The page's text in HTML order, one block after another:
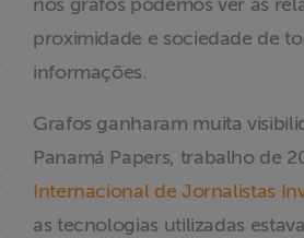
nos grafos podemos ver as
proximidade e sociedade de
informações.
Grafos ganharam muita
Panamá Papers, trabalho de
Internacional de Jornalistas
as tecnologias utilizadas